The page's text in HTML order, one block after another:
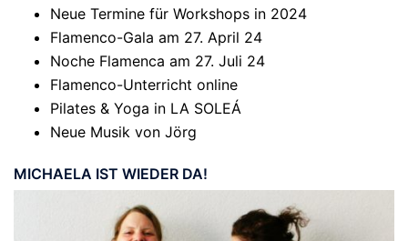
Neue Termine für Workshops in 2024
Flamenco-Gala am 27. April 24
Noche Flamenca am 27. Juli 24
Flamenco-Unterricht online
Pilates & Yoga in LA SOLEÁ
Neue Musik von Jörg
MICHAELA IST WIEDER DA!